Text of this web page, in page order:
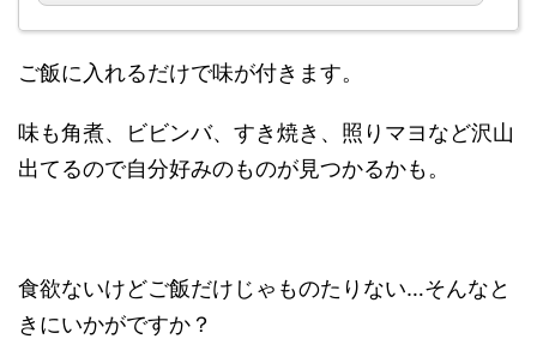
ご飯に入れるだけで味が付きます。
味も角煮、ビビンバ、すき焼き、照りマヨなど沢山
出てるので自分好みのものが見つかるかも。
食欲ないけどご飯だけじゃものたりない…そんなと
きにいかがですか？